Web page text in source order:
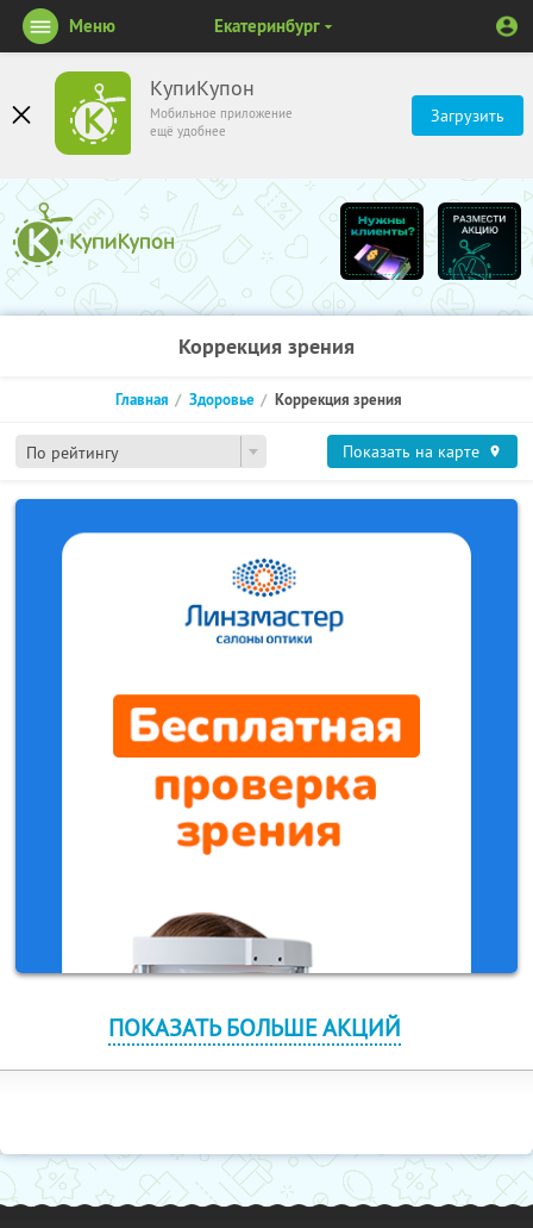
КупиКупон
Мобильное приложение
ещё удобнее
Загрузить
Меню Екатеринбург
Коррекция зрения
По рейтингу
Главная Здоровье Коррекция зрения
Показать на карте
ПОКАЗАТЬ БОЛЬШЕ АКЦИЙ